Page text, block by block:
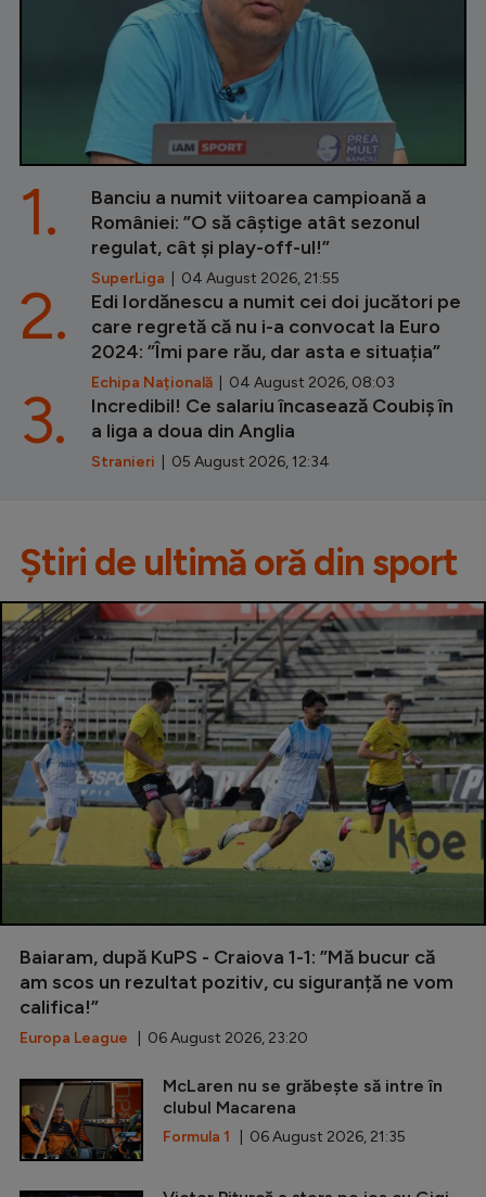
Banciu a numit viitoarea campioană a
României: ”O să câștige atât sezonul
regulat, cât și play-off-ul!”
SuperLiga | 04 August 2026, 21:55
1.
Edi Iordănescu a numit cei doi jucători pe
care regretă că nu i-a convocat la Euro
2024: ”Îmi pare rău, dar asta e situația”
Echipa Națională | 04 August 2026, 08:03
2.
Incredibil! Ce salariu încasează Coubiș în
a liga a doua din Anglia
Stranieri | 05 August 2026, 12:34
3.
Știri de ultimă oră din sport
Baiaram, după KuPS - Craiova 1-1: ”Mă bucur că
am scos un rezultat pozitiv, cu siguranță ne vom
califica!”
Europa League | 06 August 2026, 23:20
McLaren nu se grăbește să intre în
clubul Macarena
Formula 1 | 06 August 2026, 21:35